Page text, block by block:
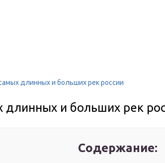
длинных и больших рек россии
длинных и больших рек
Содержание: